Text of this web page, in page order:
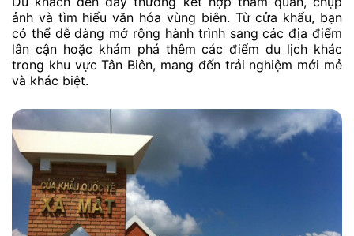
ảnh và tìm hiểu văn hóa vùng biên. Từ cửa khẩu, bạn
có thể dễ dàng mở rộng hành trình sang các địa điểm
lân cận hoặc khám phá thêm các điểm du lịch khác
trong khu vực Tân Biên, mang đến trải nghiệm mới mẻ
và khác biệt.